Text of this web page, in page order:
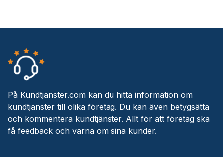
På Kundtjanster.com kan du hitta information om
kundtjänster till olika företag. Du kan även betygsätta
och kommentera kundtjänster. Allt för att företag ska
få feedback och värna om sina kunder.